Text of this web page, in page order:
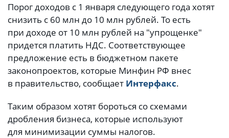
Порог доходов с 1 января следующего года хотят
снизить с 60 млн до 10 млн рублей. То есть
при доходе от 10 млн рублей на "упрощенке"
придется платить НДС. Соответствующее
предложение есть в бюджетном пакете
законопроектов, которые Минфин РФ внес
в правительство, сообщает Интерфакс.
Таким образом хотят бороться со схемами
дробления бизнеса, которые используют
для минимизации суммы налогов.